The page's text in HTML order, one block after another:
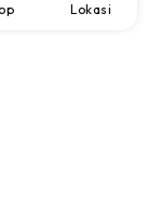
Lokasi